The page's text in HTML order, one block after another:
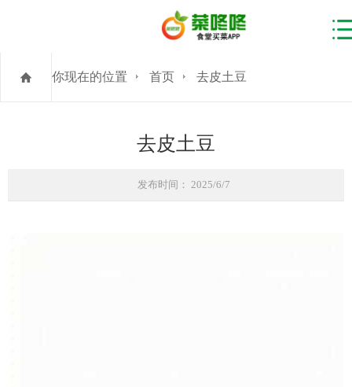
你现在的位置 首页 去皮土豆
去皮土豆
发布时间： 2025/6/7